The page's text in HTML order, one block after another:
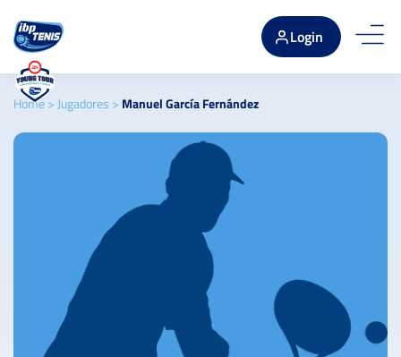
Login
Home> Jugadores > Manuel García Fernández